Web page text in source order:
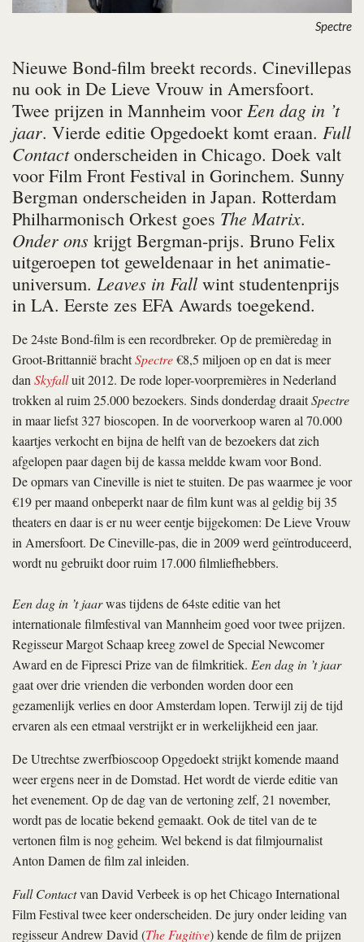
Spectre
Nieuwe Bond-film breekt records. Cinevillepas
nu ook in De Lieve Vrouw in Amersfoort.
Twee prijzen in Mannheim voorEen dag in ’t
jaar. Vierde editie Opgedoekt komt eraan. Full
Contactonderscheiden in Chicago. Doek valt
voor Film Front Festival in Gorinchem. Sunny
Bergman onderscheiden in Japan. Rotterdam
Philharmonisch Orkest goes The Matrix.
Onder ons krijgt Bergman-prijs. Bruno Felix
uitgeroepen tot geweldenaar in het animatie-
universum. Leaves in Fall wint studentenprijs
in LA. Eerste zes EFA Awards toegekend.
De 24ste Bond-film is een recordbreker. Op de premièredag in
Groot-Brittannië brachtSpectre€8,5 miljoen op en dat is meer
danSkyfalluit 2012. De rode loper-voorpremières in Nederland
trokken al ruim 25.000 bezoekers. Sinds donderdag draaitSpectre
in maar liefst 327 bioscopen. In de voorverkoop waren al 70.000
kaartjes verkocht en bijna de helft van de bezoekers dat zich
afgelopen paar dagen bij de kassa meldde kwam voor Bond.
De opmars van Cineville is niet te stuiten. De pas waarmee je voor
€19 per maand onbeperkt naar de film kunt was al geldig bij 35
theaters en daar is er nu weer eentje bijgekomen: De Lieve Vrouw
in Amersfoort. De Cineville-pas, die in 2009 werd geïntroduceerd,
wordt nu gebruikt door ruim 17.000 filmliefhebbers.
Een dag in ’t jaarwas tijdens de 64ste editie van het
internationale filmfestival van Mannheim goed voor twee prijzen.
Regisseur Margot Schaap kreeg zowel de Special Newcomer
Award en de Fipresci Prize van de filmkritiek. Een dag in ’t jaar
gaat over drie vrienden die verbonden worden door een
gezamenlijk verlies en door Amsterdam lopen. Terwijl zij de tijd
ervaren als een etmaal verstrijkt er in werkelijkheid een jaar.
De Utrechtse zwerfbioscoop Opgedoekt strijkt komende maand
weer ergens neer in de Domstad. Het wordt de vierde editie van
het evenement. Op de dag van de vertoning zelf, 21 november,
wordt pas de locatie bekend gemaakt. Ook de titel van de te
vertonen film is nog geheim. Wel bekend is dat filmjournalist
Anton Damen de film zal inleiden.
Full Contactvan David Verbeek is op het Chicago International
Film Festival twee keer onderscheiden. De jury onder leiding van
regisseur Andrew David (The Fugitive) kende de film de prijzen